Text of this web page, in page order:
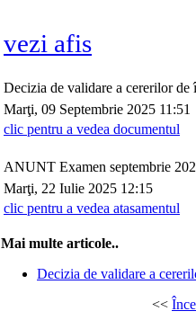
vezi afis
Decizia de validare a cererilor de
Marţi, 09 Septembrie 2025 11:51
clic pentru a vedea documentul
ANUNT Examen septembrie
Marţi, 22 Iulie 2025 12:15
clic pentru a vedea atasamentul
Mai multe articole..
Decizia de validare a
<<